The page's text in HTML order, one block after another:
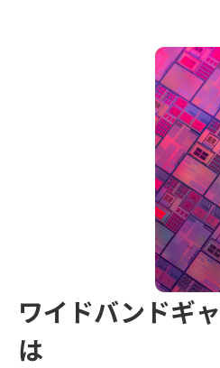
ワイドバンドギ
は